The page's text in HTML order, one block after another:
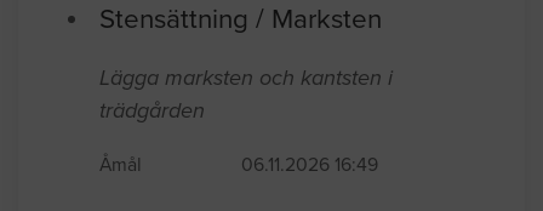
Stensättning / Marksten
Lägga marksten och kantsten i
trädgården
Åmål 06.11.2026 16:49